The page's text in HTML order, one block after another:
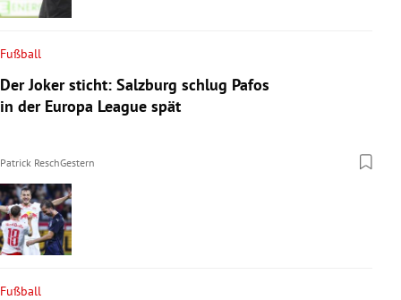
Fußball
Der Joker sticht: Salzburg schlug Pafos
in der Europa League spät
Patrick ReschGestern
Fußball